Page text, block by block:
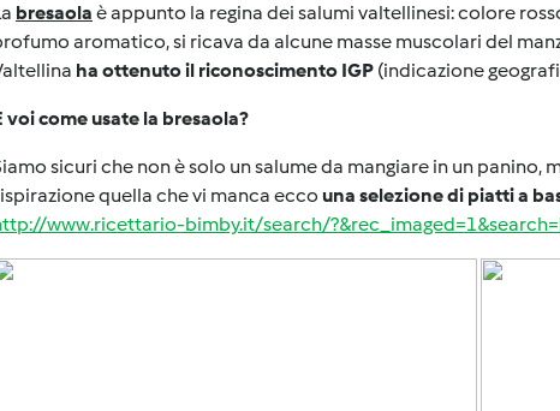
bresaola è appunto la regina dei salumi valtellinesi: colore
aromatico, si ricava da alcune masse muscolari del
ha ottenuto il riconoscimento IGP (indicazione
voi come usate la bresaola?
sicuri che non è solo un salume da mangiare in un panino,
quella che vi manca ecco una selezione di piatti a
www.ricettario-bimby.it/search/